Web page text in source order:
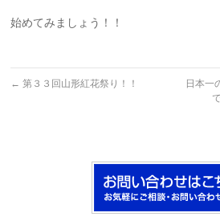
始めてみましょう！！
← 第３３回山形紅花祭り！！
日本一